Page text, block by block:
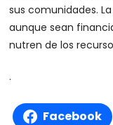
sus comunidades.
aunque sean
nutren de los
.
Facebook